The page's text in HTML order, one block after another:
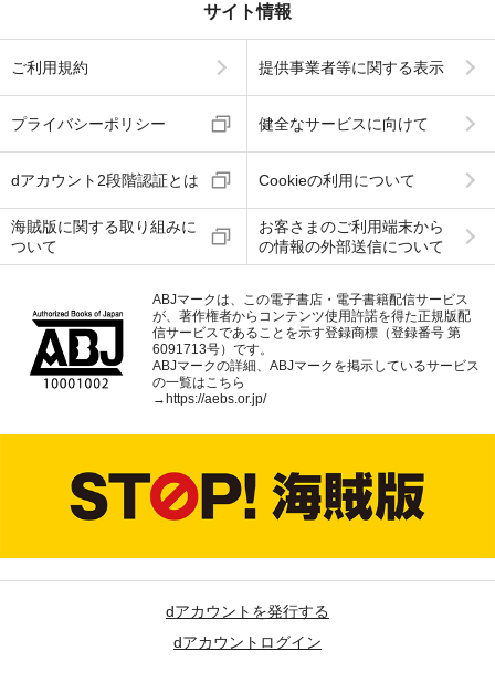
サイト情報
ご利用規約 提供事業者等に関する表示
プライバシーポリシー 健全なサービスに向けて
dアカウント2段階認証とは Cookieの利用について
海賊版に関する取り組みに
ついて
お客さまのご利用端末から
の情報の外部送信について
ABJマークは、この電子書店・電子書籍配信サービス
が、著作権者からコンテンツ使用許諾を得た正規版配
信サービスであることを示す登録商標（登録番号 第
6091713号）です。
ABJマークの詳細、ABJマークを掲示しているサービス
の一覧はこちら
→https://aebs.or.jp/
dアカウントを発行する
dアカウントログイン